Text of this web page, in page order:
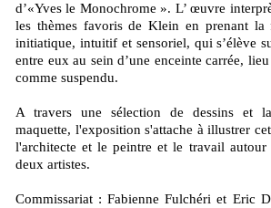
d’«Yves le Monochrome ». L’ œuvre
les thèmes favoris de Klein en prenant la
initiatique, intuitif et sensoriel, qui s’élève
entre eux au sein d’une enceinte carrée,
comme suspendu.
A travers une sélection de dessins et la
maquette, l'exposition s'attache à illustrer
l'architecte et le peintre et le travail autour
deux artistes.
Commissariat : Fabienne Fulchéri et Eric